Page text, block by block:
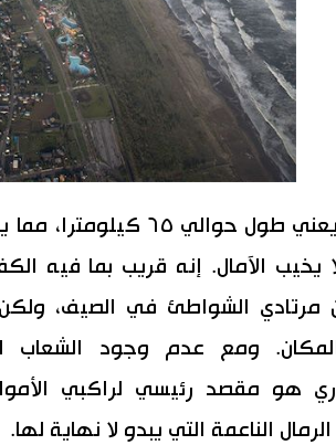
مع اسم يعني طول حوالي
يخيب الآمال. إنه قريب بما فيه
مرتادي الشواطئ في الصيف، ولكن
المكان. ومع عدم وجود الشعاب
هو مقصد رئيسي لراكبي
الناعمة التي يبدو لا نهاية لها.